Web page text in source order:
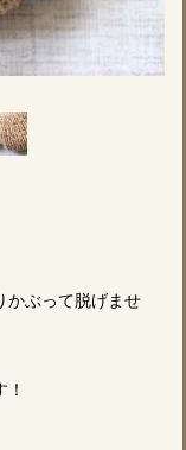
かぶって脱げませ